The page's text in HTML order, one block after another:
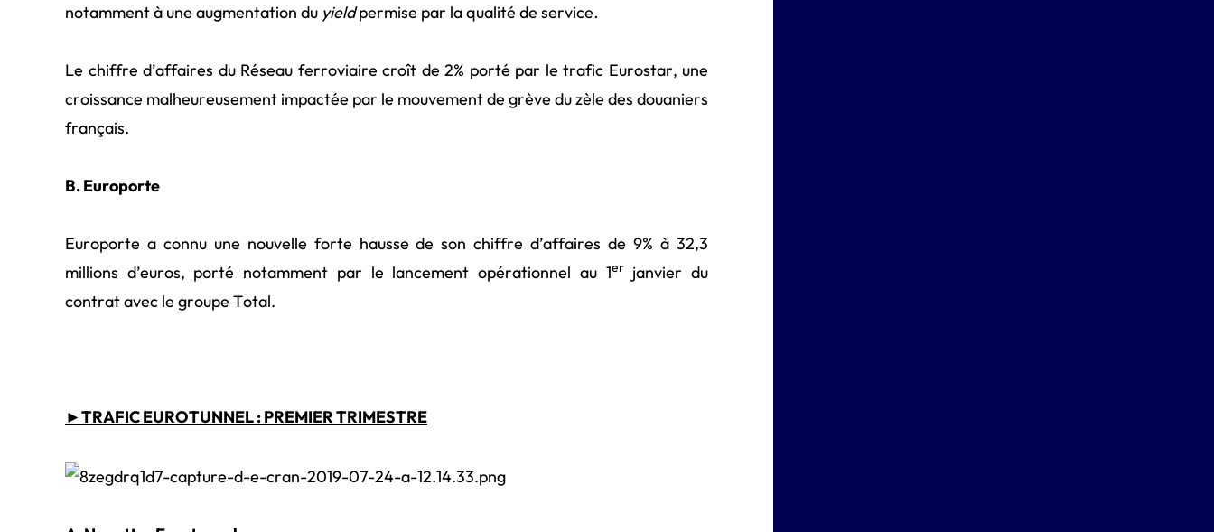
notamment à une augmentation du yieldpermise par la qualité de service.
Le chiffre d’affaires du Réseau ferroviaire croît de 2% porté par le trafic Eurostar, une
croissance malheureusement impactée par le mouvement de grève du zèle des douaniers
français.
B. Europorte
Europorte a connu une nouvelle forte hausse de son chiffre d’affaires de 9% à 32,3
millions d’euros, porté notamment par le lancement opérationnel au 1erjanvier du
contrat avec le groupe Total.
►TRAFIC EUROTUNNEL : PREMIER TRIMESTRE